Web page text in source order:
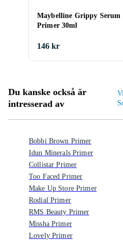
Maybelline Grippy Serum
Primer 30ml
146 kr
Du kanske också är
intresserad av
Bobbi Brown Primer
Idun Minerals Primer
Collistar Primer
Too Faced Primer
Make Up Store Primer
Rodial Primer
RMS Beauty Primer
Missha Primer
Lovely Primer